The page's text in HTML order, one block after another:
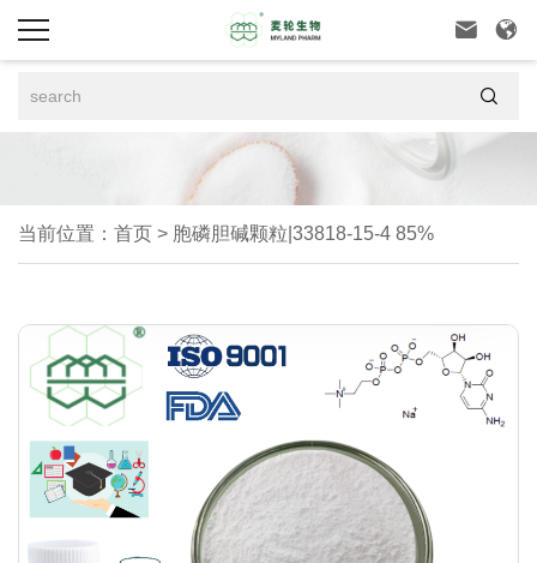
 

当前位置： 首页 > 胞磷胆碱颗粒|33818-15-4 85%